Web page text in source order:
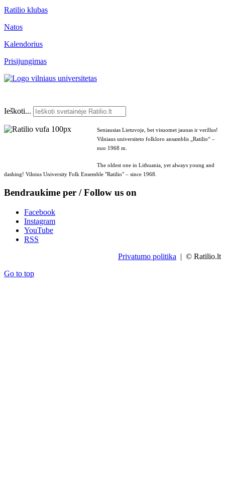
Ratilio klubas
Natos
Kalendorius
Prisijungimas
Ieškoti...
Seniausias Lietuvoje, bet visuomet jaunas ir veržlus!
Vilniaus universiteto folkloro ansamblis „Ratilio“ –
nuo 1968 m.
The oldest one in Lithuania, yet always young and
dashing! Vilnius University Folk Ensemble "Ratilio" – since 1968.
Bendraukime per / Follow us on
Facebook
Instagram
YouTube
RSS
Privatumo politika | © Ratilio.lt
Go to top